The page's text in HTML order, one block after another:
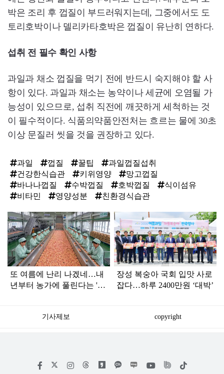
박은 조리 후 껍질이 부드러워지는데, 그중에서도 도
토리호박이나 델리카타호박은 껍질이 유난히 연하다.
섭취 전 필수 확인 사항
과일과 채소 껍질을 먹기 전에 반드시 숙지해야 할 사
항이 있다. 과일과 채소는 농약이나 세균에 오염될 가
능성이 있으므로, 섭취 직전에 깨끗하게 세척하는 것
이 필수적이다. 식품의약품안전처는 흐르는 물에 30초
이상 문질러 씻을 것을 권장하고 있다.
과일 껍질 꿀팁
과일껍질섭취
건강한식습관
키위영양
망고껍질
바나나껍질
수박껍질 호박껍질
식이섬유
비타민
영양성분 친환경식습관
탑
라
인
또 여름에 난리 나겠네…내
년부터 농가에 풀린다는 '신
장성 복숭아 국회 입맛 사로
잡다…하루 2400만원 ‘대박’
기사제보 copyright
페
인
위
틱